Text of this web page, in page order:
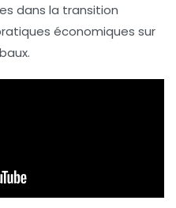
dans la transition
économiques sur